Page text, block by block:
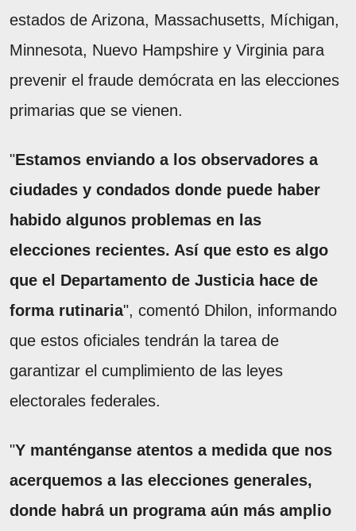
estados de Arizona, Massachusetts, Míchigan,
Minnesota, Nuevo Hampshire y Virginia para
prevenir el fraude demócrata en las elecciones
primarias que se vienen.
"Estamos enviando a los observadores a
ciudades y condados donde puede haber
habido algunos problemas en las
elecciones recientes. Así que esto es algo
que el Departamento de Justicia hace de
forma rutinaria", comentó Dhilon, informando
que estos oficiales tendrán la tarea de
garantizar el cumplimiento de las leyes
electorales federales.
"Y manténganse atentos a medida que nos
acerquemos a las elecciones generales,
donde habrá un programa aún más amplio